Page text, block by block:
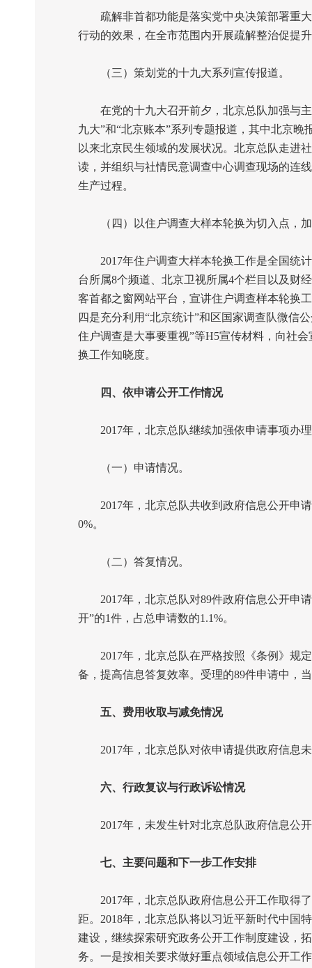
疏解非首都功能是落实党中央决策部署重大
行动的效果，在全市范围内开展疏解整治促提
（三）策划党的十九大系列宣传报道。
在党的十九大召开前夕，北京总队加强与主
九大”和“北京账本”系列专题报道，其中北京晚
以来北京民生领域的发展状况。北京总队走进
读，并组织与社情民意调查中心调查现场的连
生产过程。
（四）以住户调查大样本轮换为切入点，加
2017年住户调查大样本轮换工作是全国统
台所属8个频道、北京卫视所属4个栏目以及财
客首都之窗网站平台，宣讲住户调查样本轮换
四是充分利用“北京统计”和区国家调查队微信
住户调查是大事要重视”等H5宣传材料，向社
换工作知晓度。
四、依申请公开工作情况
2017年，北京总队继续加强依申请事项办
（一）申请情况。
2017年，北京总队共收到政府信息公开申请
0%。
（二）答复情况。
2017年，北京总队对89件政府信息公开申
开”的1件，占总申请数的1.1%。
2017年，北京总队在严格按照《条例》规
备，提高信息答复效率。受理的89件申请中，
五、费用收取与减免情况
2017年，北京总队对依申请提供政府信息
六、行政复议与行政诉讼情况
2017年，未发生针对北京总队政府信息公
七、主要问题和下一步工作安排
2017年，北京总队政府信息公开工作取得
距。 2018年，北京总队将以习近平新时代中国
建设，继续探索研究政务公开工作制度建设，
务。一是按相关要求做好重点领域信息公开工